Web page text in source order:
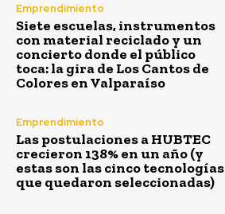
Emprendimiento
Siete escuelas, instrumentos
con material reciclado y un
concierto donde el público
toca: la gira de Los Cantos de
Colores en Valparaíso
Emprendimiento
Las postulaciones a HUBTEC
crecieron 138% en un año (y
estas son las cinco tecnologías
que quedaron seleccionadas)